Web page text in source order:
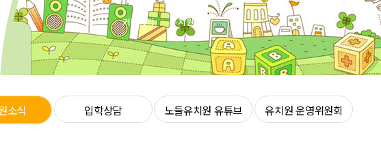
유치원 운영위원회
선생님 소개
오시는 길
부모교육
가정통신문
소식 입학상담 노들유치원 유튜브 유치원 운영위원회
커뮤니티 유치원소식